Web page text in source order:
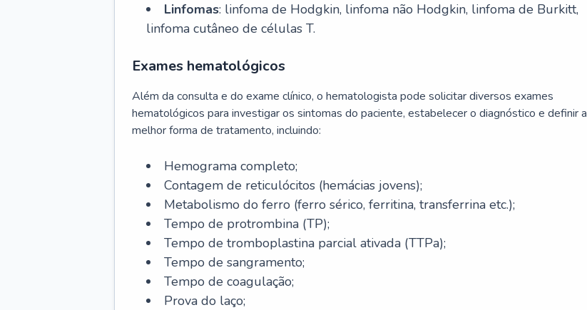
Linfomas: linfoma de Hodgkin, linfoma não Hodgkin, linfoma de Burkitt,
linfoma cutâneo de células T.
Exames hematológicos
Além da consulta e do exame clínico, o hematologista pode solicitar diversos exames
hematológicos para investigar os sintomas do paciente, estabelecer o diagnóstico e definir a
melhor forma de tratamento, incluindo:
Hemograma completo;
Contagem de reticulócitos (hemácias jovens);
Metabolismo do ferro (ferro sérico, ferritina, transferrina etc.);
Tempo de protrombina (TP);
Tempo de tromboplastina parcial ativada (TTPa);
Tempo de sangramento;
Tempo de coagulação;
Prova do laço;